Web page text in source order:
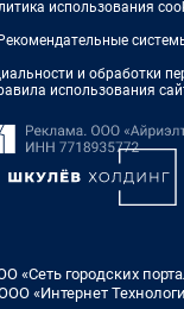
использования
Рекомендательные
и обработки
использования
«Сеть городских
«Интернет